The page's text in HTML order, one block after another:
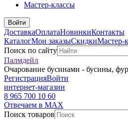
Мастер-классы
Войти
ДоставкаОплатаНовинкиКонтакты
КаталогМои заказыСкидкиМастер-
Поиск по сайту
Палмдейл
Очарование бусинами - бусины,
РегистрацияВойти
интернет-магазин
8 965 700 10 60
Отвечаем в MAX
Поиск товаров